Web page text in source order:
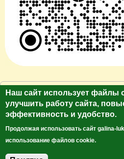
© Сайт клуб
https://galina-lukas.ru.
Копирование текста и
автора. Все права
Наш сайт использует файлы
улучшить работу сайта,
эффективность и удобство.
Продолжая использовать сайт galina-
использование файлов cookie.